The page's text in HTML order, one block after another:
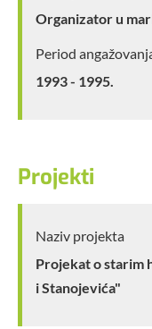
Organizator u
Period
1993 - 1995.
Projekti
Naziv projekta
Projekat o starim
i Stanojevića"